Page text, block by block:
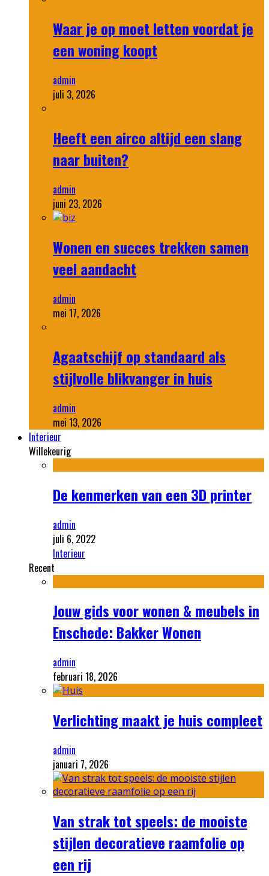
Waar je op moet letten voordat je
een woning koopt
admin
juli 3, 2026
Heeft een airco altijd een slang
naar buiten?
admin
juni 23, 2026
Wonen en succes trekken samen
veel aandacht
admin
mei 17, 2026
Agaatschijf op standaard als
stijlvolle blikvanger in huis
admin
mei 13, 2026
Interieur
Willekeurig
De kenmerken van een 3D printer
admin
juli 6, 2022
Interieur
Recent
Jouw gids voor wonen & meubels in
Enschede: Bakker Wonen
admin
februari 18, 2026
Verlichting maakt je huis compleet
admin
januari 7, 2026
Van strak tot speels: de mooiste
stijlen decoratieve raamfolie op
een rij